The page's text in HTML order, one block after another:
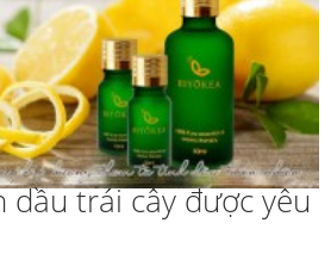
dầu trái cây được yêu